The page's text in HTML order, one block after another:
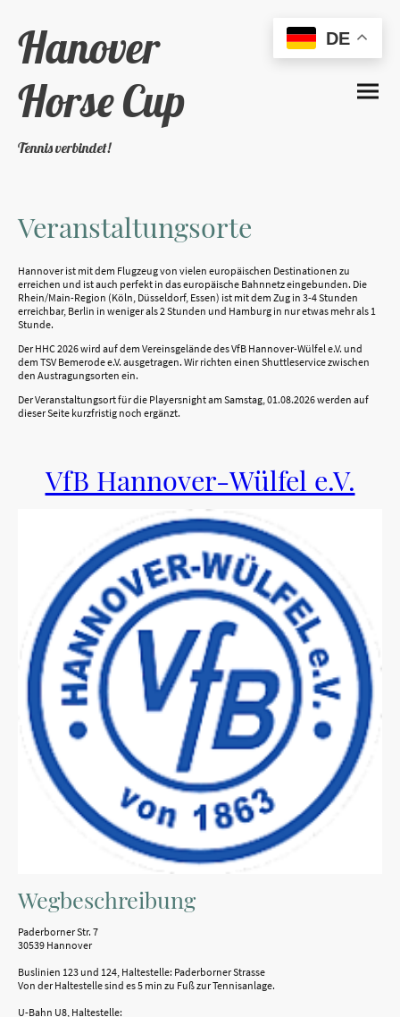
Hanover
Horse Cup
Tennis verbindet!
Veranstaltungsorte
Hannover ist mit dem Flugzeug von vielen europäischen Destinationen zu
erreichen und ist auch perfekt in das europäische Bahnnetz eingebunden. Die
Rhein/Main-Region (Köln, Düsseldorf, Essen) ist mit dem Zug in 3-4 Stunden
erreichbar, Berlin in weniger als 2 Stunden und Hamburg in nur etwas mehr als 1
Stunde.
Der HHC 2026 wird auf dem Vereinsgelände des VfB Hannover-Wülfel e.V. und
dem TSV Bemerode e.V. ausgetragen. Wir richten einen Shuttleservice zwischen
den Austragungsorten ein.
Der Veranstaltungsort für die Playersnight am Samstag, 01.08.2026 werden auf
dieser Seite kurzfristig noch ergänzt.
VfB Hannover-Wülfel e.V.
Wegbeschreibung
Paderborner Str. 7
30539 Hannover
Buslinien 123 und 124, Haltestelle: Paderborner Strasse
Von der Haltestelle sind es 5 min zu Fuß zur Tennisanlage.
U-Bahn U8, Haltestelle:
DE